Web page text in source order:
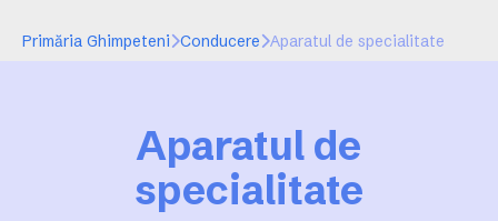
Primăria Ghimpeteni Conducere Aparatul de specialitate
Aparatul de
specialitate